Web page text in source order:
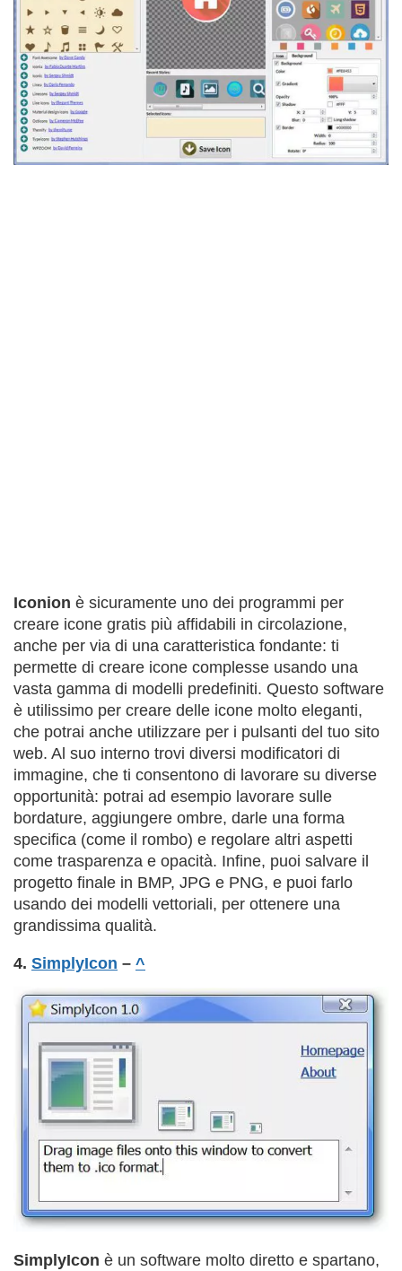
Iconion è sicuramente uno dei programmi per
creare icone gratis più affidabili in circolazione,
anche per via di una caratteristica fondante: ti
permette di creare icone complesse usando una
vasta gamma di modelli predefiniti. Questo software
è utilissimo per creare delle icone molto eleganti,
che potrai anche utilizzare per i pulsanti del tuo sito
web. Al suo interno trovi diversi modificatori di
immagine, che ti consentono di lavorare su diverse
opportunità: potrai ad esempio lavorare sulle
bordature, aggiungere ombre, darle una forma
specifica (come il rombo) e regolare altri aspetti
come trasparenza e opacità. Infine, puoi salvare il
progetto finale in BMP, JPG e PNG, e puoi farlo
usando dei modelli vettoriali, per ottenere una
grandissima qualità.
4. SimplyIcon – ^
SimplyIcon è un software molto diretto e spartano,